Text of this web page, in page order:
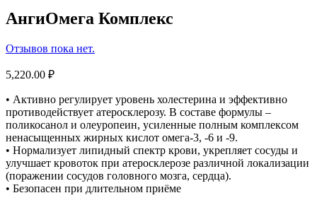
АнгиОмега Комплекс
Отзывов пока нет.
5,220.00 ₽
• Активно регулирует уровень холестерина и эффективно
противодействует атеросклерозу. В составе формулы –
поликосанол и олеуропеин, усиленные полным комплексом
ненасыщенных жирных кислот омега-3, -6 и -9.
• Нормализует липидный спектр крови, укрепляет сосуды и
улучшает кровоток при атеросклерозе различной локализации
(поражении сосудов головного мозга, сердца).
• Безопасен при длительном приёме